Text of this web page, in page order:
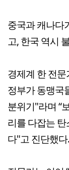
중국과 캐나다
고, 한국 역시
경제계 한 전
정부가 동맹국
분위기"라며 “
리를 다잡는
다"고 진단했다.